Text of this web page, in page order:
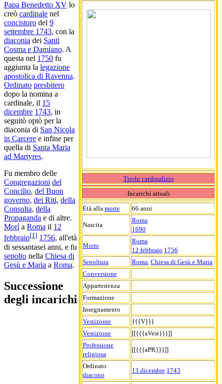
Titolo cardinalizio
Incarichi attuali
Età alla morte 66 anni
Nascita
Roma
1690
Morte
Roma
12 febbraio 1756
Sepoltura
Roma Chiesa di Gesù e Maria
Conversione
Appartenenza
Formazione
Insegnamento
Vestizione
{{{V}}}
Vestizione
[[{{{aVest}}}]]
Professione
religiosa
[[{{{aPR}}}]]
Ordinato
diacono
13 dicembre 1743
Papa Benedetto XV lo
creò cardinale nel
concistoro del 9
settembre 1743, con la
diaconia dei Santi
Cosma e Damiano. A
questa nel 1750 fu
aggiunta la legazione
apostolica di Ravenna.
Ordinato presbitero
dopo la nomina a
cardinale, il 15
dicembre 1743, in
seguitò optò per la
diaconia di San Nicola
in Carcere e infine per
quella di Santa Maria
ad Martyres.
Fu membro delle
Congregazioni del
Concilio, del Buon
governo, dei Riti, della
Consulta, della
Propaganda e di altre.
Morì a Roma il 12
febbraio[1] 1756, all'età
di sessantasei anni, e fu
sepolto nella Chiesa di
Gesù e Maria a Roma.
Successione
degli incarichi